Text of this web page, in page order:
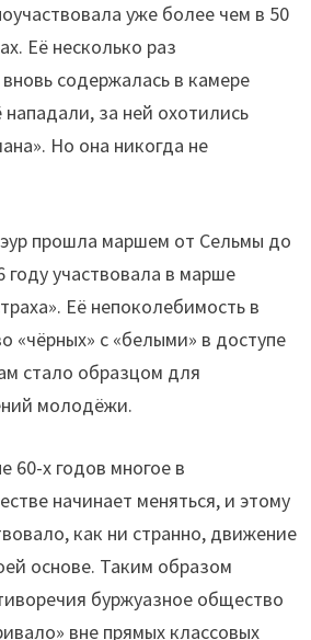
уже более чем в 50
Её несколько раз
содержалась в камере
за ней охотились
Но она никогда не
прошла маршем от Сельмы до
году участвовала в марше
Её непоколебимость в
«чёрных» с «белыми» в доступе
стало образцом для
молодёжи.
60-х годов многое в
начинает меняться, и этому
как ни странно, движение
основе. Таким образом
буржуазное общество
вне прямых классовых